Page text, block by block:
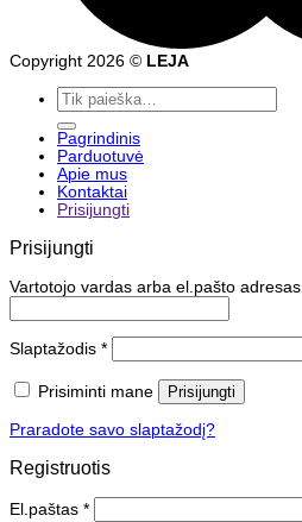
Copyright 2026 © LEJA
Ieškoti:
Pagrindinis
Parduotuvė
Apie mus
Kontaktai
Prisijungti
Prisijungti
Vartotojo vardas arba el.pašto adresas
Slaptažodis *
Prisiminti mane Prisijungti
Praradote savo slaptažodį?
Registruotis
El.paštas *